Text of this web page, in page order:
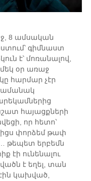
8 ամսական
գիմնաստ
է՝ մոռանալով,
մեկ օր առաջ
հարմար չէր
հայացքների
որ հետո՝
փորձեմ թափ
թեպետ երբեմն
էի ունենալու
է եղել, տան
կախված,